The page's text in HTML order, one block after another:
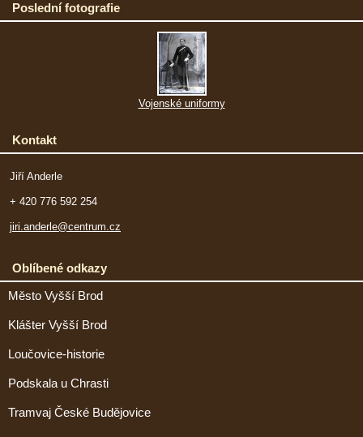
Poslední fotografie
Vojenské uniformy
Kontakt
Jiří Anderle
+ 420 776 592 254
jiri.anderle@centrum.cz
Oblíbené odkazy
Město Vyšší Brod
Klášter Vyšší Brod
Loučovice-historie
Podskala u Chrasti
Tramvaj České Budějovice